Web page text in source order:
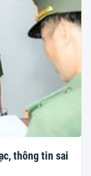
thông tin sai